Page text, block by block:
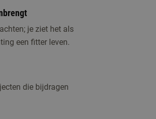
je ziet het als
een fitter leven.
die bijdragen